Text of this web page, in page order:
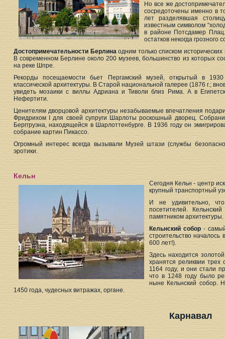
Но все же
сосредоточены именно в
лет разделявшая
известным символом
в районе Потсдамер
остатков некогда
Достопримечательности Берлинаодним только списком
В современном Берлине около 200 музеев, большинство из которых
на реке Шпре.
Рекорды посещаемости бьет Пергамский музей, открытый в
классической архитектуры. В Старой национальной галерее (1876 г.;
увидеть мозаики с виллы Адриана и Тиволи близ Рима. А в
Нефертити.
Ценителям дворцовой архитектуры незабываемые впечатления
Фридрихом I для своей супруги Шарлоты роскошный дворец.
Берггруэна, находящейся в Шарлоттенбурге. В 1936 году он
собрание картин Пикассо.
Огромный интерес всегда вызывали Музей штази (службы
эротики.
Кельн
Сегодня Кельн - центр
крупный транспортный
И не удивительно,
посетителей.
памятником архитектуры.
Кельнский собор- самый
строительство
600 лет!).
Здесь находится
хранятся реликвии
1164 году, и они стали
что в 1248 году было
ныне Кельнский собор.
1450 года, чудесных витражах, органе.
Карнавал